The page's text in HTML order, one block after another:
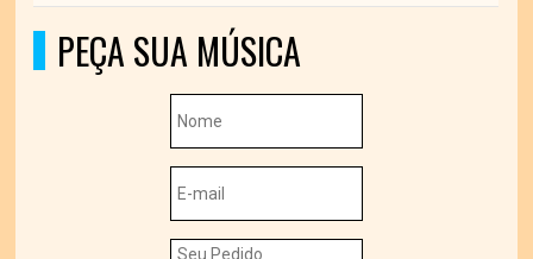
PEÇA SUA MÚSICA